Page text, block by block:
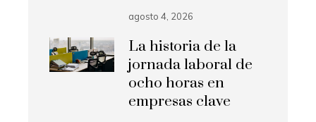
agosto 4, 2026
La historia de la
jornada laboral de
ocho horas en
empresas clave